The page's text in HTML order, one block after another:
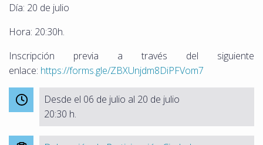
Día: 20 de julio
Hora: 20:30h.
Inscripción previa a través del siguiente
enlace: https://forms.gle/ZBXUnjdm8DiPFVom7
Desde el 06 de julio al 20 de julio
20:30 h.